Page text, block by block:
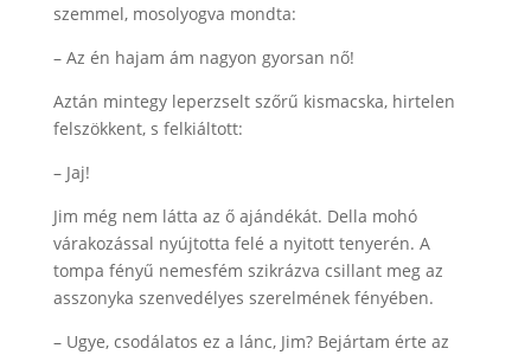
szemmel, mosolyogva mondta:
– Az én hajam ám nagyon gyorsan nő!
Aztán mintegy leperzselt szőrű kismacska, hirtelen
felszökkent, s felkiáltott:
– Jaj!
Jim még nem látta az ő ajándékát. Della mohó
várakozással nyújtotta felé a nyitott tenyerén. A
tompa fényű nemesfém szikrázva csillant meg az
asszonyka szenvedélyes szerelmének fényében.
– Ugye, csodálatos ez a lánc, Jim? Bejártam érte az